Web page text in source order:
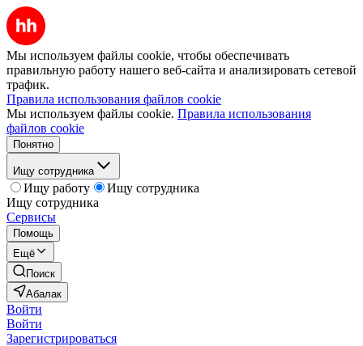
Мы используем файлы cookie, чтобы обеспечивать
правильную работу нашего веб-сайта и анализировать сетевой
трафик.
Правила использования файлов cookie
Мы используем файлы cookie. Правила использования
файлов cookie
Понятно
Ищу сотрудника
Ищу работу
Ищу сотрудника
Ищу сотрудника
Сервисы
Помощь
Ещё
Поиск
Абалак
Войти
Войти
Зарегистрироваться